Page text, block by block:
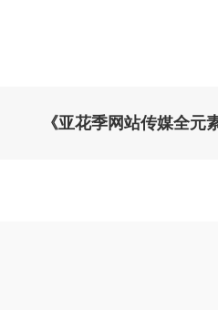
《亚花季网站传媒全元